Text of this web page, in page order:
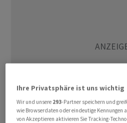
Ihre Privatsphäre ist uns wichtig
Wir und unsere 293-Partner speichern und
wie Browserdaten oder eindeutige Kennungen
von Akzeptieren aktivieren Sie Tracking-